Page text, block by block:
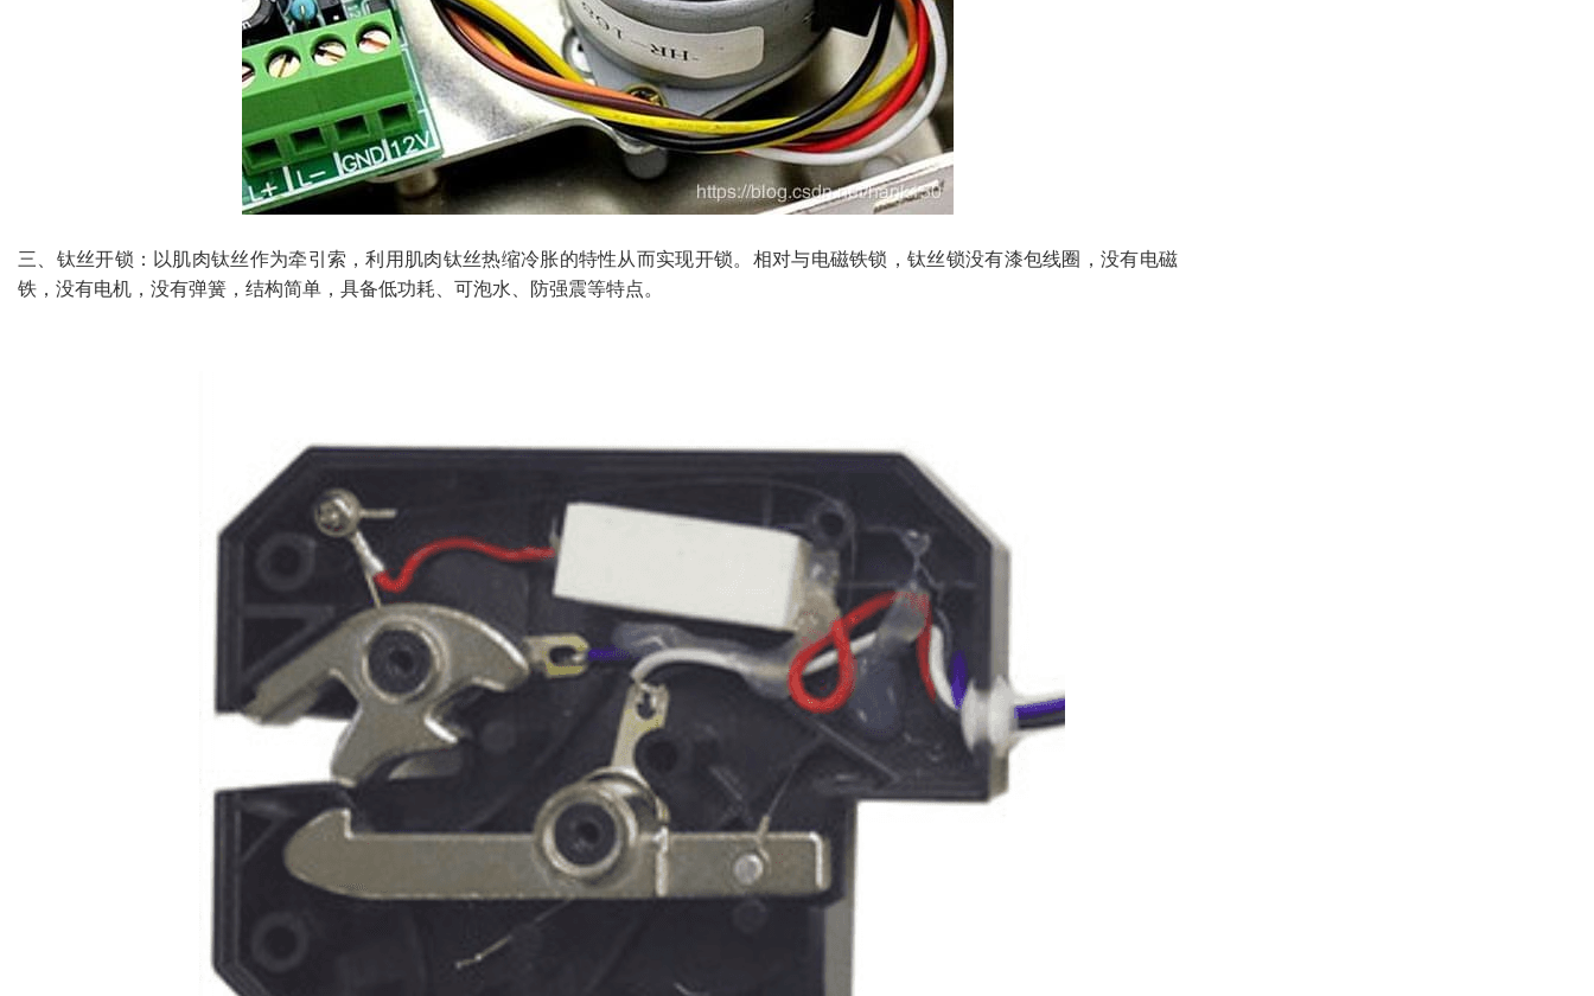
三、钛丝开锁：以肌肉钛丝作为牵引索，利用肌肉钛丝热缩冷胀的特性从而实现开锁。相对与电磁铁锁，钛丝锁没有漆包线圈，没有电磁
铁，没有电机，没有弹簧，结构简单，具备低功耗、可泡水、防强震等特点。